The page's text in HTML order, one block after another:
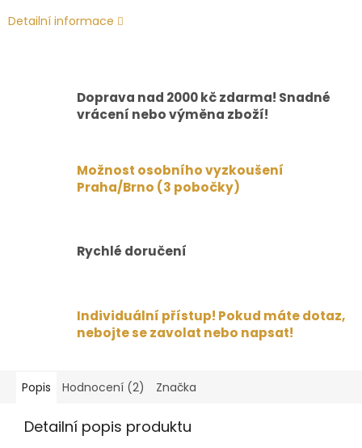
Detailní informace
Doprava nad 2000 kč zdarma! Snadné
vrácení nebo výměna zboží!
Možnost osobního vyzkoušení
Praha/Brno (3 pobočky)
Rychlé doručení
Individuální přístup! Pokud máte dotaz,
nebojte se zavolat nebo napsat!
Popis Hodnocení (2) Značka
Detailní popis produktu